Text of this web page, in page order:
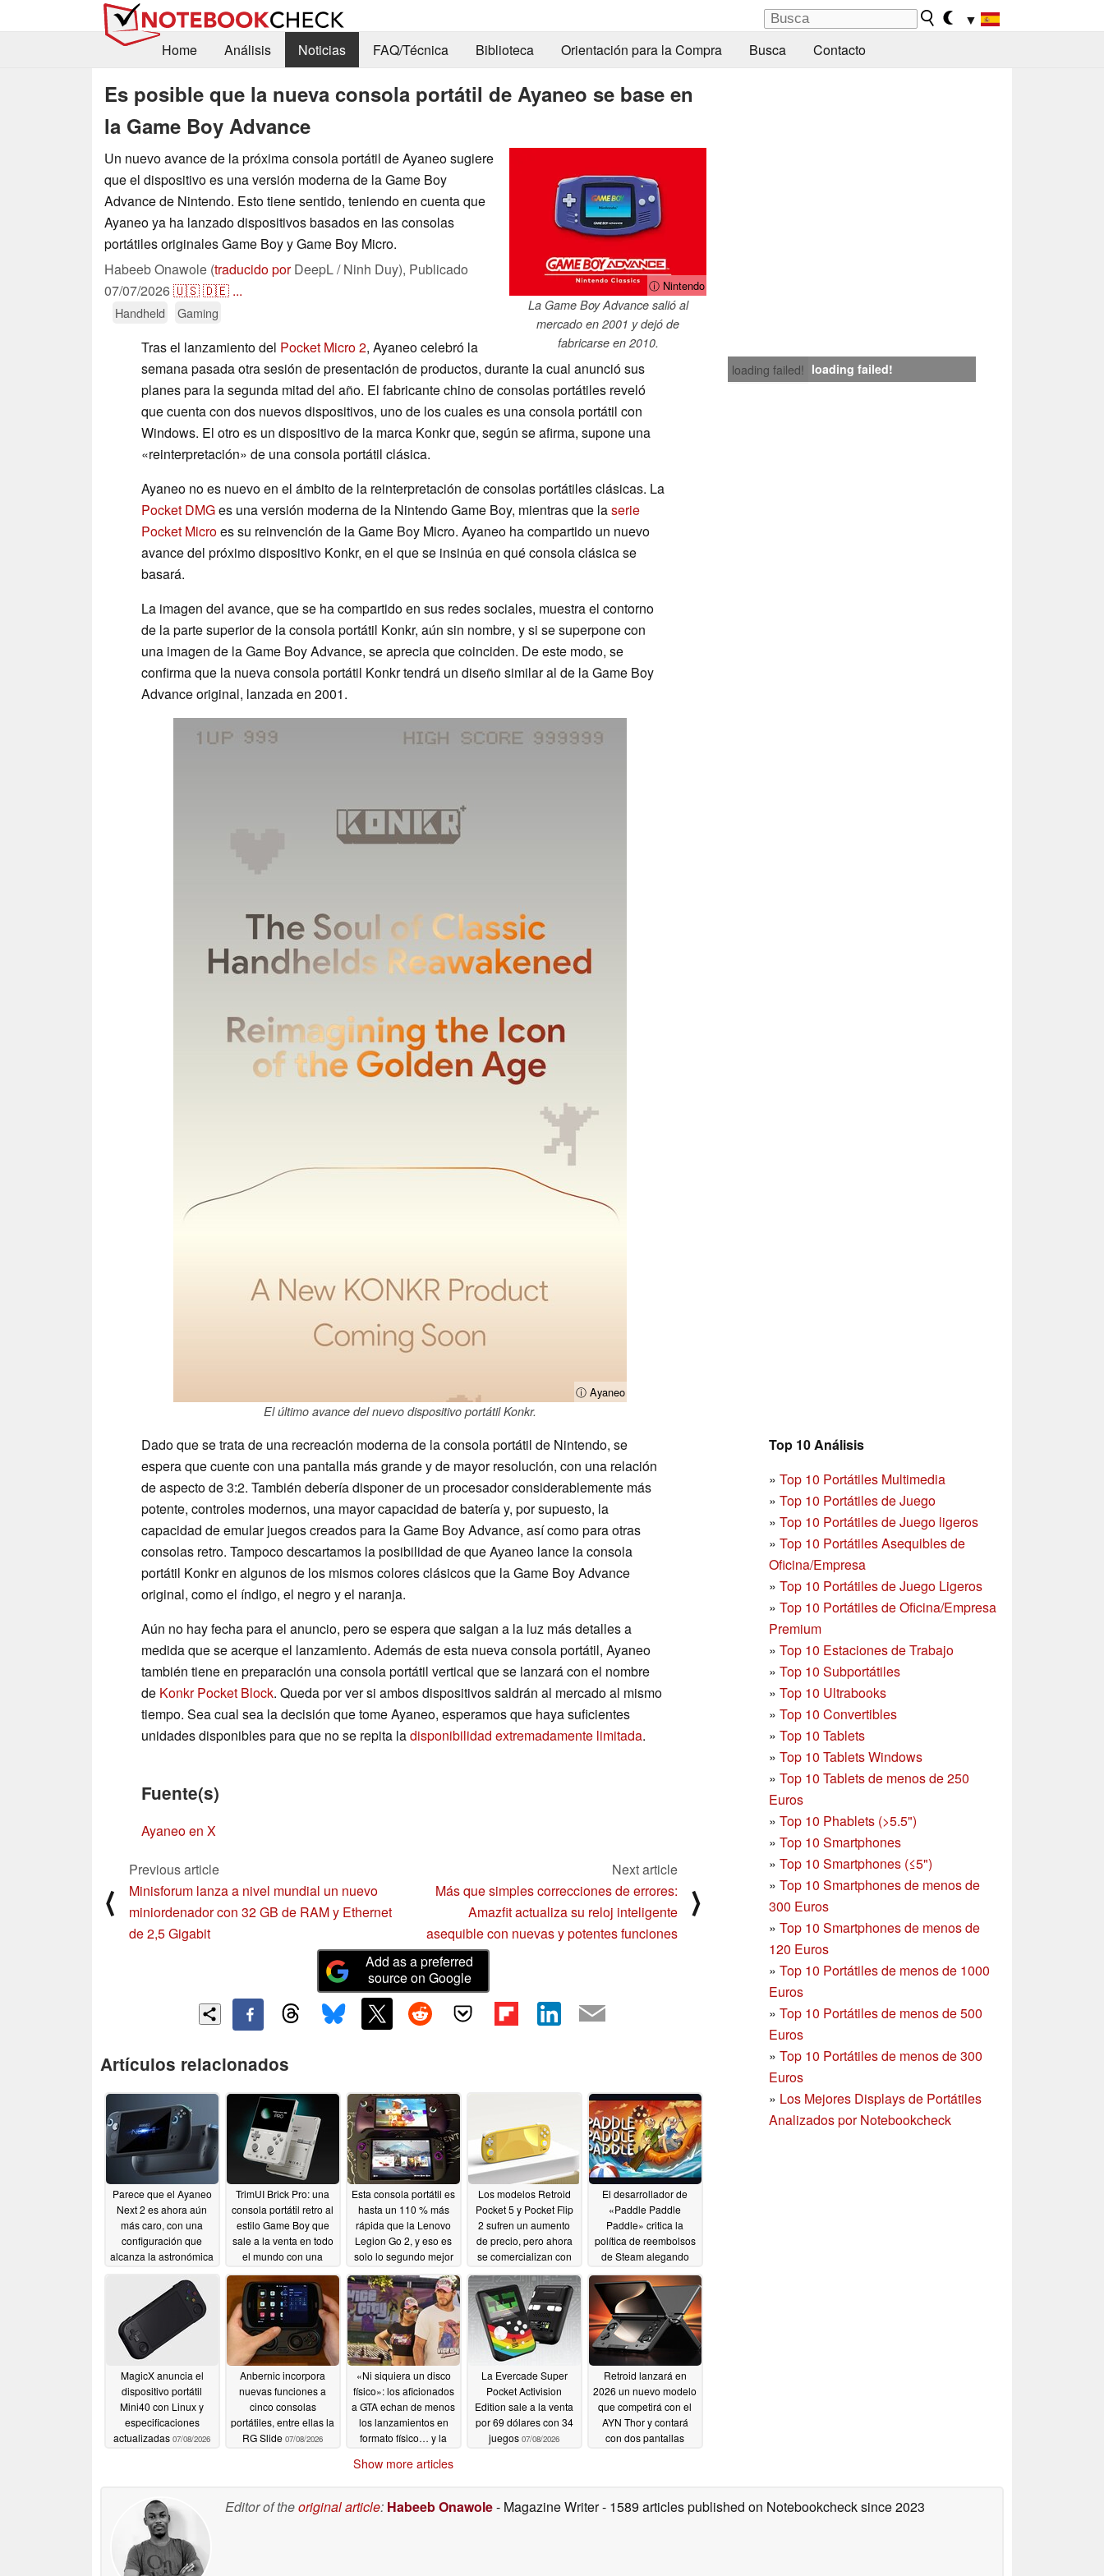
▼
Home
Análisis Noticias FAQ/Técnica Biblioteca Orientación para la Compra Busca Contacto
Es posible que la nueva consola portátil de Ayaneo se base en
la Game Boy Advance
ⓘ Nintendo
La Game Boy Advance salió al
mercado en 2001 y dejó de
fabricarse en 2010.
Un nuevo avance de la próxima consola portátil de Ayaneo sugiere
que el dispositivo es una versión moderna de la Game Boy
Advance de Nintendo. Esto tiene sentido, teniendo en cuenta que
Ayaneo ya ha lanzado dispositivos basados en las consolas
portátiles originales Game Boy y Game Boy Micro.
Habeeb Onawole (traducido porDeepL / Ninh Duy), Publicado
07/07/2026🇺🇸🇩🇪 ...
Handheld Gaming
loading failed! loading failed!
Tras el lanzamiento del Pocket Micro 2, Ayaneo celebró la
semana pasada otra sesión de presentación de productos, durante la cual anunció sus
planes para la segunda mitad del año. El fabricante chino de consolas portátiles reveló
que cuenta con dos nuevos dispositivos, uno de los cuales es una consola portátil con
Windows. El otro es un dispositivo de la marca Konkr que, según se afirma, supone una
«reinterpretación» de una consola portátil clásica.
Ayaneo no es nuevo en el ámbito de la reinterpretación de consolas portátiles clásicas. La
Pocket DMGes una versión moderna de la Nintendo Game Boy, mientras que laserie
Pocket Microes su reinvención de la Game Boy Micro. Ayaneo ha compartido un nuevo
avance del próximo dispositivo Konkr, en el que se insinúa en qué consola clásica se
basará.
La imagen del avance, que se ha compartido en sus redes sociales, muestra el contorno
de la parte superior de la consola portátil Konkr, aún sin nombre, y si se superpone con
una imagen de la Game Boy Advance, se aprecia que coinciden. De este modo, se
confirma que la nueva consola portátil Konkr tendrá un diseño similar al de la Game Boy
Advance original, lanzada en 2001.
ⓘ Ayaneo
El último avance del nuevo dispositivo portátil Konkr.
Top 10 Análisis
» Top 10 Portátiles Multimedia
» Top 10 Portátiles de Juego
» Top 10 Portátiles de Juego ligeros
» Top 10 Portátiles Asequibles de
Oficina/Empresa
» Top 10 Portátiles de Juego Ligeros
» Top 10 Portátiles de Oficina/Empresa
Premium
» Top 10 Estaciones de Trabajo
» Top 10 Subportátiles
» Top 10 Ultrabooks
» Top 10 Convertibles
» Top 10 Tablets
» Top 10 Tablets Windows
» Top 10 Tablets de menos de 250
Euros
» Top 10 Phablets (>5.5")
» Top 10 Smartphones
» Top 10 Smartphones (≤5")
» Top 10 Smartphones de menos de
300 Euros
» Top 10 Smartphonesde menos de
120 Euros
» Top 10 Portátiles de menos de 1000
Euros
» Top 10 Portátiles de menos de 500
Euros
» Top 10 Portátiles de menos de 300
Euros
» Los Mejores Displays de Portátiles
Analizados por Notebookcheck
Dado que se trata de una recreación moderna de la consola portátil de Nintendo, se
espera que cuente con una pantalla más grande y de mayor resolución, con una relación
de aspecto de 3:2. También debería disponer de un procesador considerablemente más
potente, controles modernos, una mayor capacidad de batería y, por supuesto, la
capacidad de emular juegos creados para la Game Boy Advance, así como para otras
consolas retro. Tampoco descartamos la posibilidad de que Ayaneo lance la consola
portátil Konkr en algunos de los mismos colores clásicos que la Game Boy Advance
original, como el índigo, el negro y el naranja.
Aún no hay fecha para el anuncio, pero se espera que salgan a la luz más detalles a
medida que se acerque el lanzamiento. Además de esta nueva consola portátil, Ayaneo
también tiene en preparación una consola portátil vertical que se lanzará con el nombre
de Konkr Pocket Block. Queda por ver si ambos dispositivos saldrán al mercado al mismo
tiempo. Sea cual sea la decisión que tome Ayaneo, esperamos que haya suficientes
unidades disponibles para que no se repita ladisponibilidad extremadamente limitada.
Fuente(s)
Ayaneo en X
⟨
Previous article
Minisforum lanza a nivel mundial un nuevo
miniordenador con 32 GB de RAM y Ethernet
de 2,5 Gigabit
Next article
Más que simples correcciones de errores:
Amazfit actualiza su reloj inteligente
asequible con nuevas y potentes funciones
⟩
Add as a preferred
source on Google
Artículos relacionados
Parece que el Ayaneo
Next 2 es ahora aún
más caro, con una
configuración que
alcanza la astronómica
07/21/2026
TrimUI Brick Pro: una
consola portátil retro al
estilo Game Boy que
sale a la venta en todo
el mundo con una
una mayor autonomía
de la batería07/11/2026
Esta consola portátil es
hasta un 110 % más
rápida que la Lenovo
Legion Go 2, y eso es
solo lo segundo mejor
07/10/2026
Los modelos Retroid
Pocket 5 y Pocket Flip
2 sufren un aumento
de precio, pero ahora
se comercializan con
07/09/2026
El desarrollador de
«Paddle Paddle
Paddle» critica la
política de reembolsos
de Steam alegando
de ella07/09/2026
MagicX anuncia el
dispositivo portátil
Mini40 con Linux y
especificaciones
actualizadas 07/08/2026
Anbernic incorpora
nuevas funciones a
cinco consolas
portátiles, entre ellas la
RG Slide 07/08/2026
«Ni siquiera un disco
físico»: los aficionados
a GTA echan de menos
los lanzamientos en
formato físico… y la
07/08/2026
La Evercade Super
Pocket Activision
Edition sale a la venta
por 69 dólares con 34
juegos 07/08/2026
Retroid lanzará en
2026 un nuevo modelo
que competirá con el
AYN Thor y contará
con dos pantallas
Show more articles
Editor of theoriginal article: Habeeb Onawole- Magazine Writer- 1589 articles published on Notebookchecksince 2023